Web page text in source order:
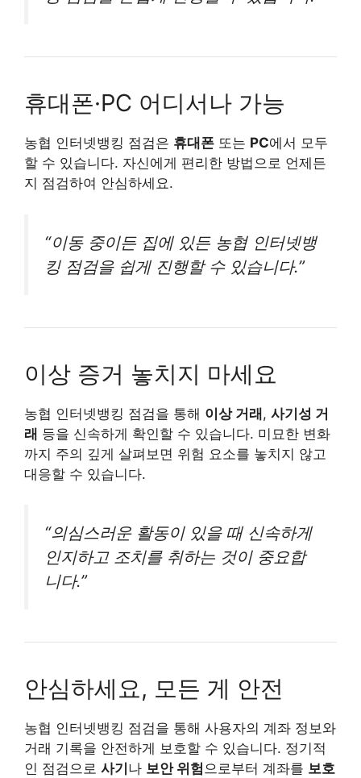
휴대폰·PC 어디서나 가능
농협 인터넷뱅킹 점검은 휴대폰 또는 PC에서 모두
할 수 있습니다. 자신에게 편리한 방법으로 언제든
지 점검하여 안심하세요.
“이동 중이든 집에 있든 농협 인터넷뱅
킹 점검을 쉽게 진행할 수 있습니다.”
이상 증거 놓치지 마세요
농협 인터넷뱅킹 점검을 통해 이상 거래, 사기성 거
래 등을 신속하게 확인할 수 있습니다. 미묘한 변화
까지 주의 깊게 살펴보면 위험 요소를 놓치지 않고
대응할 수 있습니다.
“의심스러운 활동이 있을 때 신속하게
인지하고 조치를 취하는 것이 중요합
니다.”
안심하세요, 모든 게 안전
농협 인터넷뱅킹 점검을 통해 사용자의 계좌 정보와
거래 기록을 안전하게 보호할 수 있습니다. 정기적
인 점검으로 사기 나 보안 위험으로부터 계좌를 보호